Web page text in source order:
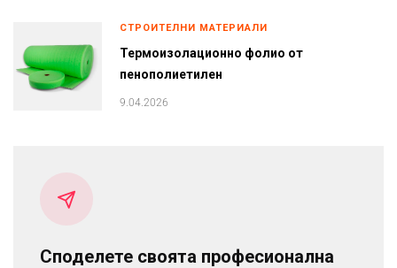
СТРОИТЕЛНИ МАТЕРИАЛИ
Термоизолационно фолио от
пенополиетилен
9.04.2026
Споделете своята професионална